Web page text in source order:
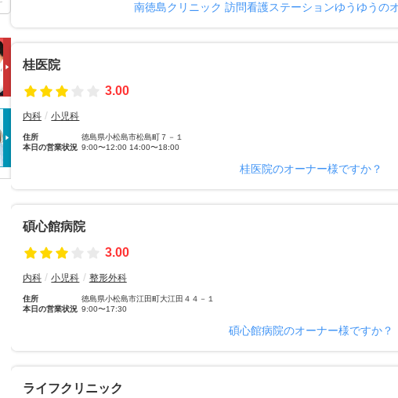
南徳島クリニック 訪問看護ステーションゆうゆうの
桂医院
3.00
内科 小児科
住所
徳島県小松島市松島町７－１
本日の営業状況 9:00〜12:00 14:00〜18:00
桂医院のオーナー様ですか？
碩心館病院
3.00
内科 小児科 整形外科
住所
徳島県小松島市江田町大江田４４－１
本日の営業状況 9:00〜17:30
碩心館病院のオーナー様ですか？
ライフクリニック